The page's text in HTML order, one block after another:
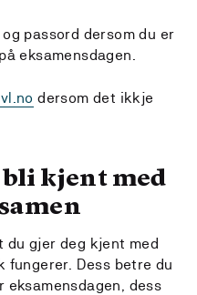
passord dersom du er
eksamensdagen.
dersom det ikkje
bli kjent med
gjer deg kjent med
fungerer. Dess betre du
eksamensdagen, dess